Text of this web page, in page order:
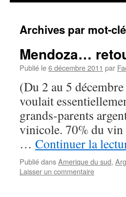
Archives par mot-
Mendoza…
Publié le6 décembre 2011 par
(Du 2 au 5
voulait
grands-parents
vinicole. 70% du
… Continuer la
Publié dansAmerique du sud,
Laisser un commentaire